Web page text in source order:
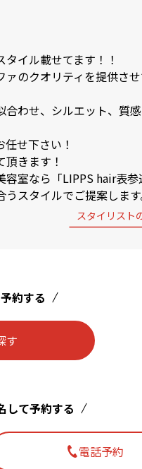
イル載せてます！！
のクオリティを提供さ
わせ、シルエット、質
せ下さい！
きます！
室なら「LIPPS hair表参
スタイルでご提案します
スタイリスト
約する
す
して予約する
電話予約